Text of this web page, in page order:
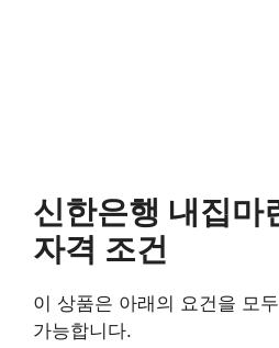
신한은행 내집마
자격 조건
이 상품은 아래의 요건을 모
가능합니다.